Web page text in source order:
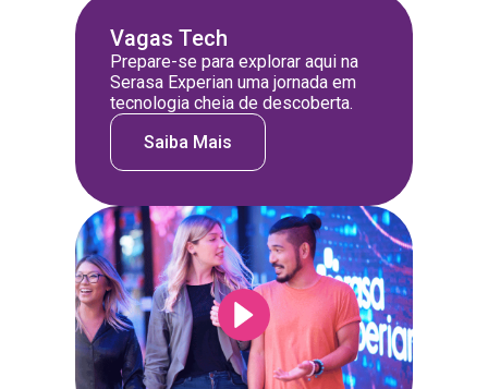
Vagas Tech
Prepare-se para explorar aqui na
Serasa Experian uma jornada em
tecnologia cheia de descoberta.
Saiba Mais